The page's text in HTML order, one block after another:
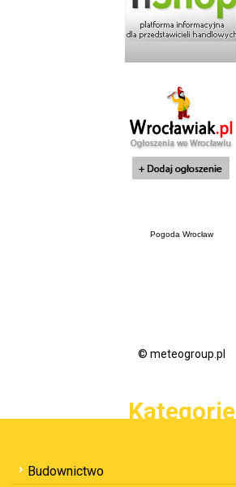
Pogoda Wrocław
© meteogroup.pl
Kategorie
Budownictwo